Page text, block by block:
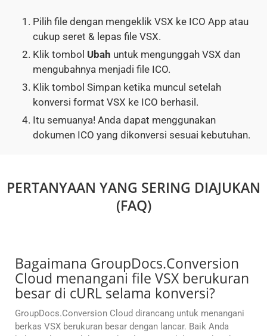
Pilih file dengan mengeklik VSX ke ICO App atau
cukup seret & lepas file VSX.
Klik tombol Ubah untuk mengunggah VSX dan
mengubahnya menjadi file ICO.
Klik tombol Simpan ketika muncul setelah
konversi format VSX ke ICO berhasil.
Itu semuanya! Anda dapat menggunakan
dokumen ICO yang dikonversi sesuai kebutuhan.
PERTANYAAN YANG SERING DIAJUKAN
(FAQ)
Bagaimana GroupDocs.Conversion
Cloud menangani file VSX berukuran
besar di cURL selama konversi?
GroupDocs.Conversion Cloud dirancang untuk menangani
berkas VSX berukuran besar dengan lancar. Baik Anda